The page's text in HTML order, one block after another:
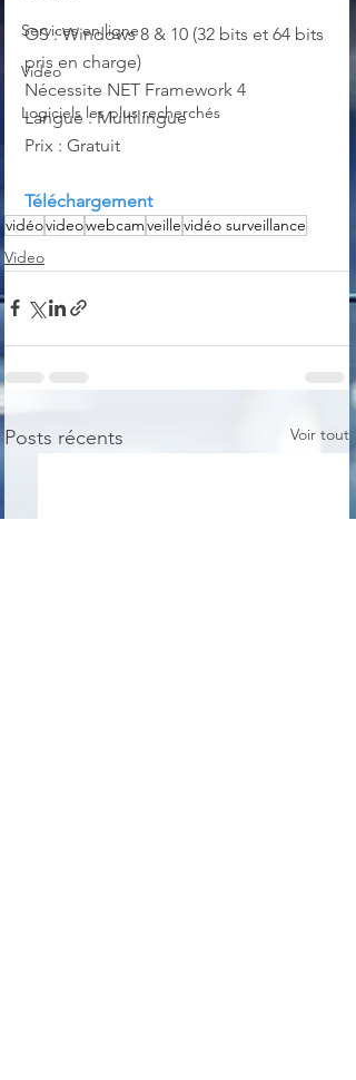
Services en ligne
Video
Logiciels les plus recherchés
OS : Windows 8 & 10 (32 bits et 64 bits
pris en charge)
Nécessite NET Framework 4
Langue : Multilingue
Prix : Gratuit
Téléchargement
vidéovideowebcamveillevidéo surveillance
Video
Posts récents Voir tout